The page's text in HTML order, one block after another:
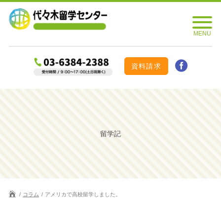
資料請求
留学記
コラム アメリカで高校留学しました。